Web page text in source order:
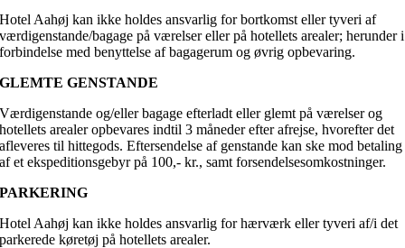
Hotel Aahøj kan ikke holdes ansvarlig for bortkomst eller tyveri af
værdigenstande/bagage på værelser eller på hotellets arealer; herunder i
forbindelse med benyttelse af bagagerum og øvrig opbevaring.
GLEMTE GENSTANDE
Værdigenstande og/eller bagage efterladt eller glemt på værelser og
hotellets arealer opbevares indtil 3 måneder efter afrejse, hvorefter det
afleveres til hittegods. Eftersendelse af genstande kan ske mod betaling
af et ekspeditionsgebyr på 100,- kr., samt forsendelsesomkostninger.
PARKERING
Hotel Aahøj kan ikke holdes ansvarlig for hærværk eller tyveri af/i det
parkerede køretøj på hotellets arealer.